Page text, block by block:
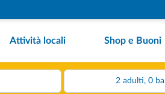
Attività locali Shop e Buoni